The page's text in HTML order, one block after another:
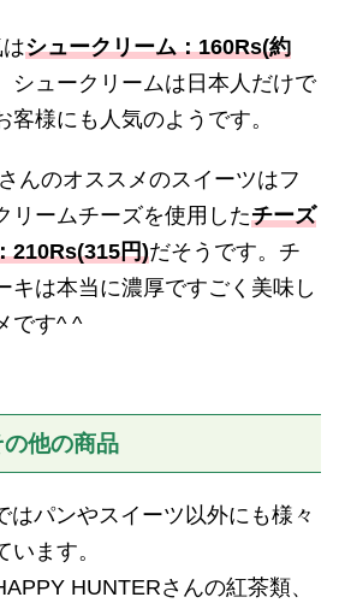
シュークリーム：160Rs(約
シュークリームは日本人だけで
客様にも人気のようです。
んのオススメのスイーツはフ
リームチーズを使用したチーズ
210Rs(315円)だそうです。チ
キは本当に濃厚ですごく美味し
です^ ^
他の商品
はパンやスイーツ以外にも様々
ます。
HUNTERさんの紅茶類、